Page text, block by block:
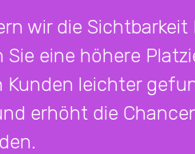
wir die Sichtbarkeit
eine höhere
leichter
erhöht die